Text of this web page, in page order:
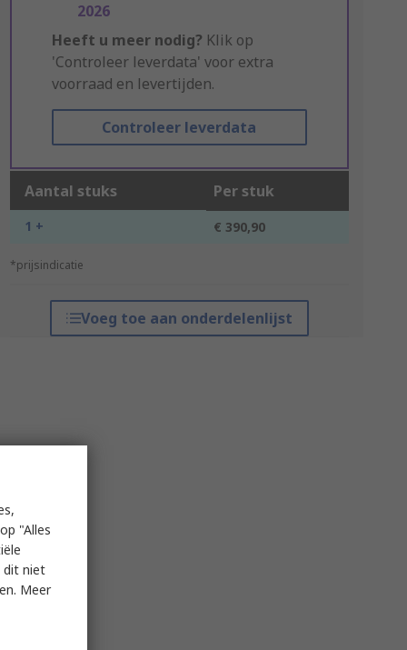
2026
Heeft u meer nodig? Klik op
'Controleer leverdata' voor extra
voorraad en levertijden.
Controleer leverdata
Aantal stuks Per stuk
1 + € 390,90
*prijsindicatie
Voeg toe aan onderdelenlijst
"Alles
dit niet
Meer